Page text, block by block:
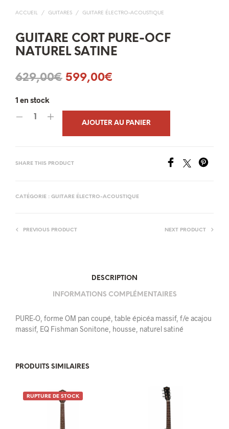
ACCUEIL / GUITARES / GUITARE ÉLECTRO-ACOUSTIQUE
GUITARE CORT PURE-OCF
NATUREL SATINE
629,00€ Le
initial
était :
599,00€
actuel
est :
1 en stock
AJOUTER AU PANIER
SHARE THIS PRODUCT
CATÉGORIE : GUITARE ÉLECTRO-ACOUSTIQUE
PREVIOUS PRODUCT NEXT PRODUCT
DESCRIPTION
INFORMATIONS COMPLÉMENTAIRES
PURE-O, forme OM pan coupé, table épicéa massif, f/e acajou
massif, EQ Fishman Sonitone, housse, naturel satiné
PRODUITS SIMILAIRES
RUPTURE DE STOCK